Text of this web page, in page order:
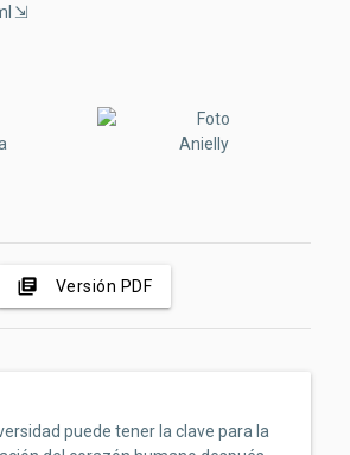
Anielly
library_books Versión PDF
puede tener la clave para la